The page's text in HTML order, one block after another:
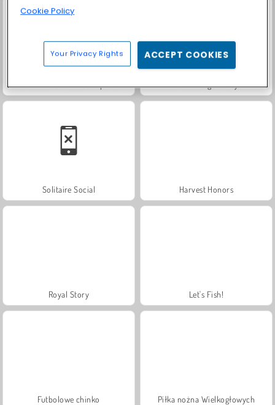
Fashion Princess - Dress Up for Girls Farm Merge Valley
Solitaire Social Harvest Honors
Royal Story Let's Fish!
Futbolowe chinko Piłka nożna Wielkogłowych
Cookie Policy
Your Privacy Rights ACCEPT COOKIES